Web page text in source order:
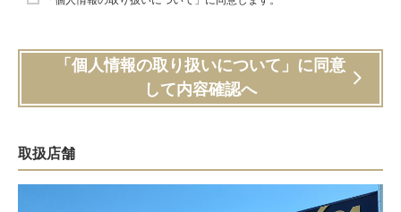
「個人情報の取り扱いについて」に同意
して内容確認へ
取扱店舗